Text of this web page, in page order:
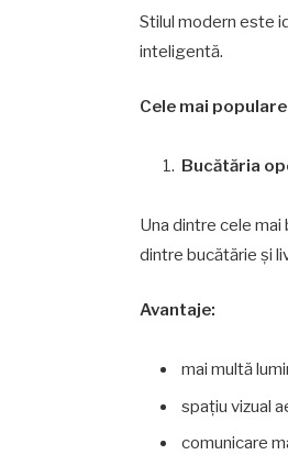
Stilul modern este
inteligentă.
Cele mai
Bucătăria
Una dintre cele
dintre bucătărie și
Avantaje:
mai multă
spațiu vizual
comunicare